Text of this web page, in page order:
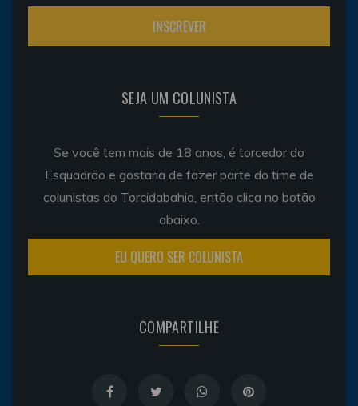
SEJA UM COLUNISTA
Se você tem mais de 18 anos, é torcedor do
Esquadrão e gostaria de fazer parte do time de
colunistas do Torcidabahia, então clica no botão
abaixo.
EU QUERO SER COLUNISTA
COMPARTILHE